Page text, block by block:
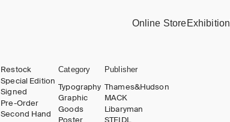
Online StoreExhibition
Restock
Special Edition
Signed
Pre-Order
Second Hand
Category
Typography
Graphic
Goods
Poster
Publisher
Thames&Hudson
MACK
Libaryman
STEIDL